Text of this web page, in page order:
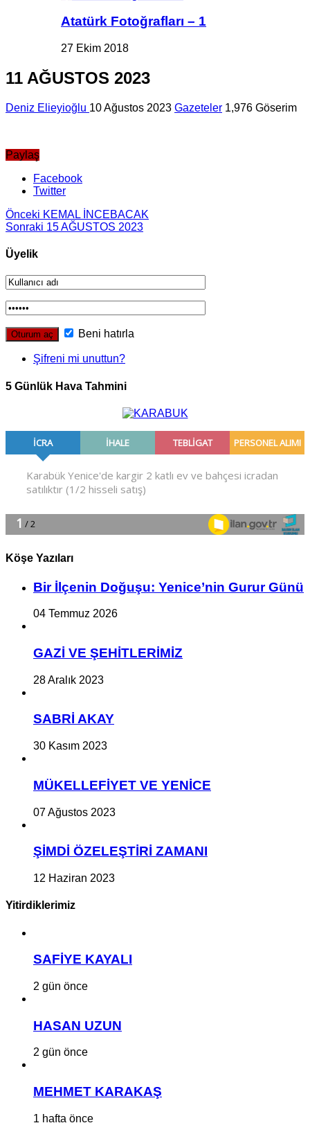
Atatürk Fotoğrafları – 1
27 Ekim 2018
11 AĞUSTOS 2023
Deniz Elieyioğlu 10 Ağustos 2023 Gazeteler 1,976 Göserim
Paylaş
Facebook
Twitter
Önceki KEMAL İNCEBACAK
Sonraki 15 AĞUSTOS 2023
Üyelik
Beni hatırla
Şifreni mi unuttun?
5 Günlük Hava Tahmini
Köşe Yazıları
Bir İlçe­nin Do­ğu­şu: Ye­ni­ce’nin Gurur Günü
04 Temmuz 2026
GAZİ VE ŞEHİTLERİMİZ
28 Aralık 2023
SABRİ AKAY
30 Kasım 2023
MÜKELLEFİYET VE YENİCE
07 Ağustos 2023
ŞİMDİ ÖZELEŞTİRİ ZAMANI
12 Haziran 2023
Yitirdiklerimiz
SAFİYE KAYALI
2 gün önce
HASAN UZUN
2 gün önce
MEHMET KARAKAŞ
1 hafta önce